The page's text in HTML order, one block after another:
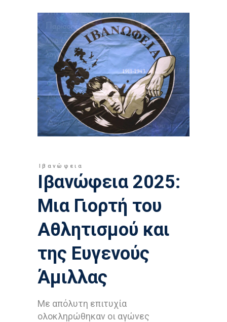
Ιβανώφεια
Ιβανώφεια 2025:
Μια Γιορτή του
Αθλητισμού και
της Ευγενούς
Άμιλλας
Με απόλυτη επιτυχία
ολοκληρώθηκαν οι αγώνες